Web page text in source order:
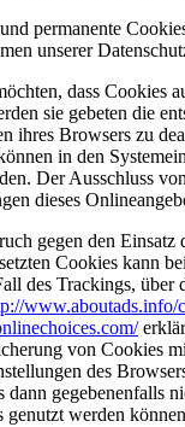
permanente
unserer
dass Cookies
sie gebeten die
ihres Browsers zu
in den
Der Ausschluss
dieses
gegen den Einsatz
Cookies kann
des Trackings, über
www.aboutads.info/
von Cookies
des
dann gegebenenfalls
genutzt werden